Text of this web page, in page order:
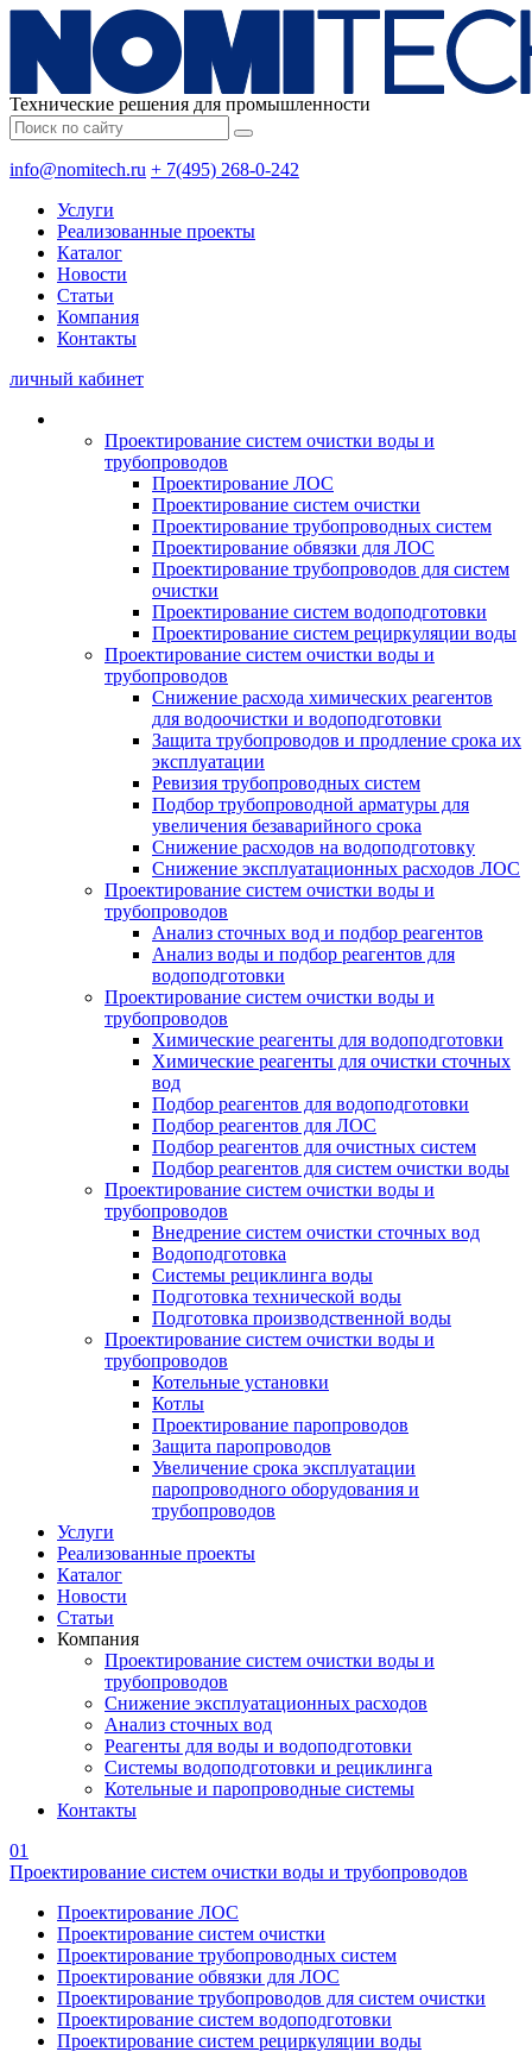
Технические решения для промышленности
info@nomitech.ru + 7(495) 268-0-242
Услуги
Реализованные проекты
Каталог
Новости
Статьи
Компания
Контакты
личный кабинет
Проектирование систем очистки воды и
трубопроводов
Проектирование ЛОС
Проектирование систем очистки
Проектирование трубопроводных систем
Проектирование обвязки для ЛОС
Проектирование трубопроводов для систем
очистки
Проектирование систем водоподготовки
Проектирование систем рециркуляции воды
Проектирование систем очистки воды и
трубопроводов
Снижение расхода химических реагентов
для водоочистки и водоподготовки
Защита трубопроводов и продление срока их
эксплуатации
Ревизия трубопроводных систем
Подбор трубопроводной арматуры для
увеличения безаварийного срока
Снижение расходов на водоподготовку
Снижение эксплуатационных расходов ЛОС
Проектирование систем очистки воды и
трубопроводов
Анализ сточных вод и подбор реагентов
Анализ воды и подбор реагентов для
водоподготовки
Проектирование систем очистки воды и
трубопроводов
Химические реагенты для водоподготовки
Химические реагенты для очистки сточных
вод
Подбор реагентов для водоподготовки
Подбор реагентов для ЛОС
Подбор реагентов для очистных систем
Подбор реагентов для систем очистки воды
Проектирование систем очистки воды и
трубопроводов
Внедрение систем очистки сточных вод
Водоподготовка
Системы рециклинга воды
Подготовка технической воды
Подготовка производственной воды
Проектирование систем очистки воды и
трубопроводов
Котельные установки
Котлы
Проектирование паропроводов
Защита паропроводов
Увеличение срока эксплуатации
паропроводного оборудования и
трубопроводов
Услуги
Реализованные проекты
Каталог
Новости
Статьи
Компания
Проектирование систем очистки воды и
трубопроводов
Снижение эксплуатационных расходов
Анализ сточных вод
Реагенты для воды и водоподготовки
Системы водоподготовки и рециклинга
Котельные и паропроводные системы
Контакты
01
Проектирование систем очистки воды и трубопроводов
Проектирование ЛОС
Проектирование систем очистки
Проектирование трубопроводных систем
Проектирование обвязки для ЛОС
Проектирование трубопроводов для систем очистки
Проектирование систем водоподготовки
Проектирование систем рециркуляции воды